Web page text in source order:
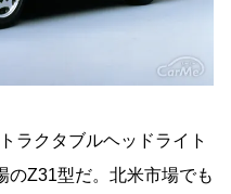
ラクタブルヘッドライト
のZ31型だ。北米市場でも